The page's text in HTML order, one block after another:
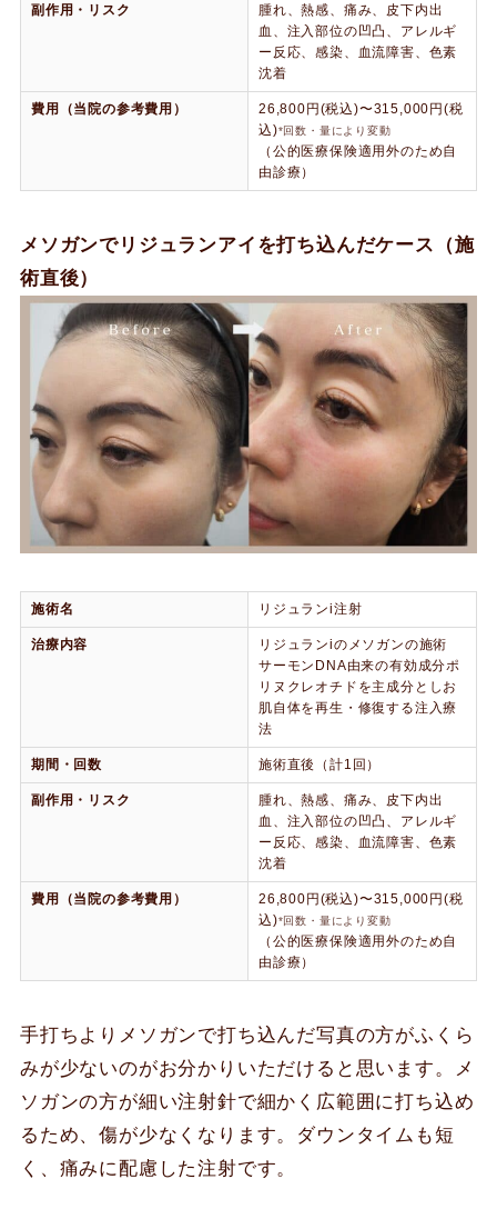
副作用・リスク
腫れ、熱感、痛み、皮下内出
血、注入部位の凹凸、アレルギ
ー反応、感染、血流障害、色素
沈着
費用（当院の参考費用）
26,800円(税込)〜315,000円(税
込)*回数・量により変動
（公的医療保険適用外のため自
由診療）
メソガンでリジュランアイを打ち込んだケース（施
術直後）
施術名 リジュランi注射
治療内容
リジュランiのメソガンの施術
サーモンDNA由来の有効成分ポ
リヌクレオチドを主成分としお
肌自体を再生・修復する注入療
法
期間・回数 施術直後（計1回）
副作用・リスク
腫れ、熱感、痛み、皮下内出
血、注入部位の凹凸、アレルギ
ー反応、感染、血流障害、色素
沈着
費用（当院の参考費用）
26,800円(税込)〜315,000円(税
込)*回数・量により変動
（公的医療保険適用外のため自
由診療）
手打ちよりメソガンで打ち込んだ写真の方がふくら
みが少ないのがお分かりいただけると思います。メ
ソガンの方が細い注射針で細かく広範囲に打ち込め
るため、傷が少なくなります。ダウンタイムも短
く、痛みに配慮した注射です。